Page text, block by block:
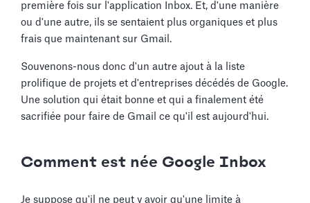
première fois sur l'application Inbox. Et, d'une manière
ou d'une autre, ils se sentaient plus organiques et plus
frais que maintenant sur Gmail.
Souvenons-nous donc d'un autre ajout à la liste
prolifique de projets et d'entreprises décédés de Google.
Une solution qui était bonne et qui a finalement été
sacrifiée pour faire de Gmail ce qu'il est aujourd'hui.
Comment est née Google Inbox
Je suppose qu'il ne peut y avoir qu'une limite à